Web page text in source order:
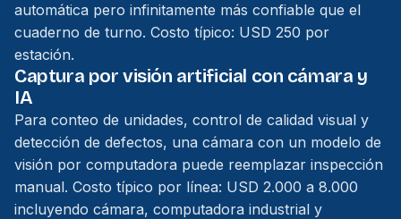
automática pero infinitamente más confiable que el
cuaderno de turno. Costo típico: USD 250 por
estación.
Captura por visión artificial con cámara y
IA
Para conteo de unidades, control de calidad visual y
detección de defectos, una cámara con un modelo de
visión por computadora puede reemplazar inspección
manual. Costo típico por línea: USD 2.000 a 8.000
incluyendo cámara, computadora industrial y